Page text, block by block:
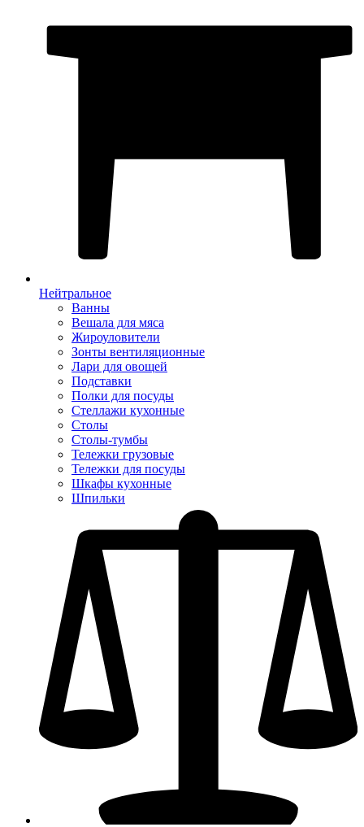
Нейтральное
Ванны
Вешала для мяса
Жироуловители
Зонты вентиляционные
Лари для овощей
Подставки
Полки для посуды
Стеллажи кухонные
Столы
Столы-тумбы
Тележки грузовые
Тележки для посуды
Шкафы кухонные
Шпильки